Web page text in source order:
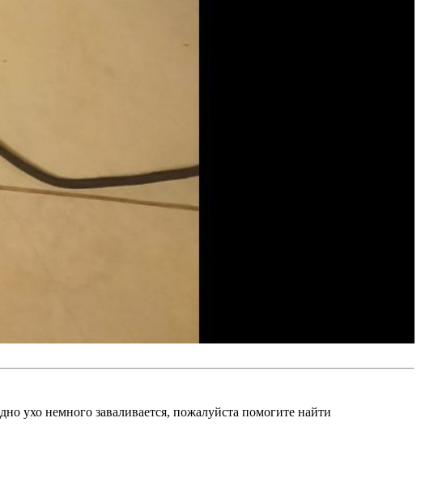
ухо немного заваливается, пожалуйста помогите найти